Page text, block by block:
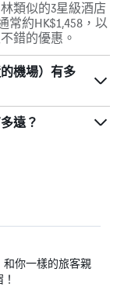
類似的3星級酒店
常約HK$1,458，以
錯的優惠。
機場）有多
遠？
你一樣的旅客親